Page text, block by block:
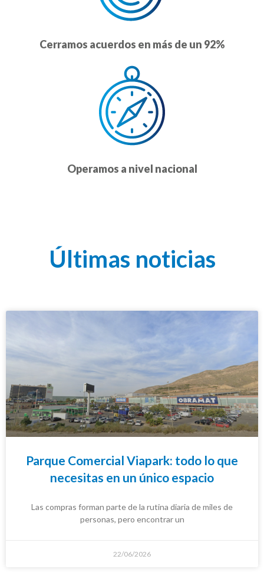
Cerramos acuerdos en más de un 92%
Operamos a nivel nacional
Últimas noticias
Parque Comercial Viapark: todo lo que
necesitas en un único espacio
Las compras forman parte de la rutina diaria de miles de
personas, pero encontrar un
22/06/2026